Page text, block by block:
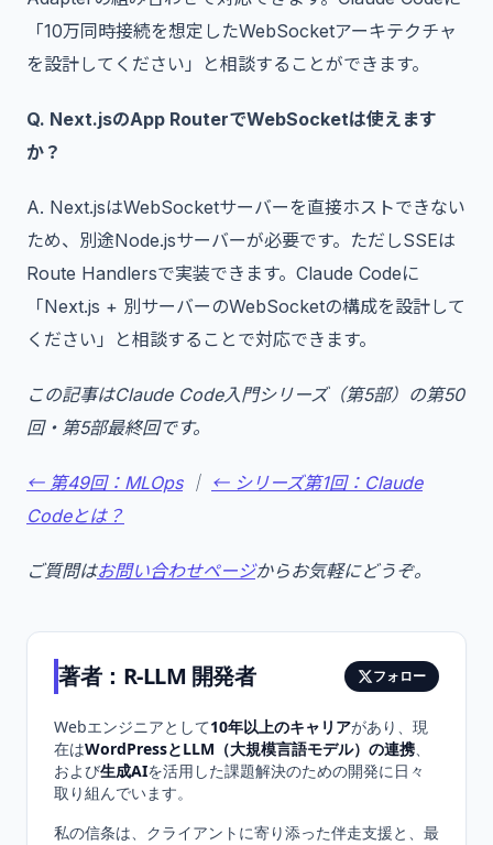
「10万同時接続を想定したWebSocketアーキテクチャ
を設計してください」と相談することができます。
Q. Next.jsのApp RouterでWebSocketは使えます
か？
A. Next.jsはWebSocketサーバーを直接ホストできない
ため、別途Node.jsサーバーが必要です。ただしSSEは
Route Handlersで実装できます。Claude Codeに
「Next.js + 別サーバーのWebSocketの構成を設計して
ください」と相談することで対応できます。
この記事はClaude Code入門シリーズ（第5部）の第50
回・第5部最終回です。
← 第49回：MLOps｜ ← シリーズ第1回：Claude
Codeとは？
ご質問はお問い合わせページからお気軽にどうぞ。
著者： R-LLM 開発者 フォロー
Webエンジニアとして10年以上のキャリアがあり、現
在はWordPressとLLM（大規模言語モデル）の連携、
および生成AIを活用した課題解決のための開発に日々
取り組んでいます。
私の信条は、クライアントに寄り添った伴走支援と、最